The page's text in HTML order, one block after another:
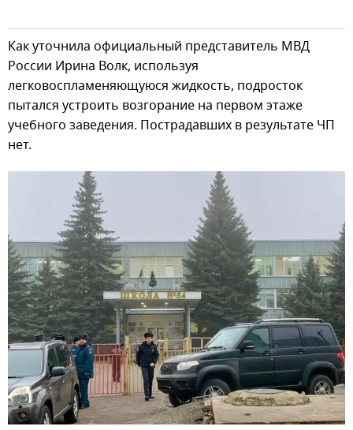
Как уточнила официальный представитель МВД
России Ирина Волк, используя
легковоспламеняющуюся жидкость, подросток
пытался устроить возгорание на первом этаже
учебного заведения. Пострадавших в результате ЧП
нет.